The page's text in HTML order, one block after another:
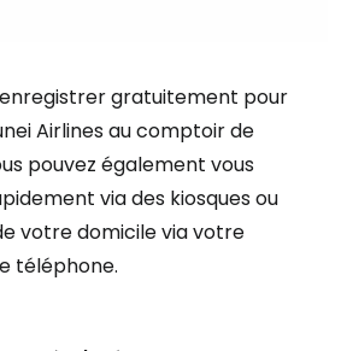
enregistrer gratuitement pour
Airlines au comptoir de
pouvez également vous
via des kiosques ou
votre domicile via votre
téléphone.